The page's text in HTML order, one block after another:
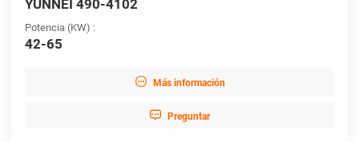
YUNNEI 490-4102
Potencia (KW) :
42-65
 Más información
 Preguntar